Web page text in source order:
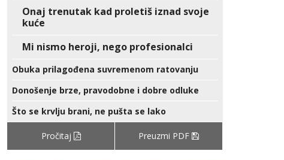
Onaj trenutak kad proletiš iznad svoje
kuće
Mi nismo heroji, nego profesionalci
Obuka prilagođena suvremenom ratovanju
Donošenje brze, pravodobne i dobre odluke
Što se krvlju brani, ne pušta se lako
Pročitaj Preuzmi PDF